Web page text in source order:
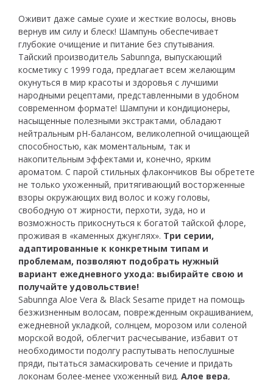
Оживит даже самые сухие и жесткие волосы, вновь
вернув им силу и блеск! Шампунь обеспечивает
глубокие очищение и питание без спутывания.
Тайский производитель Sabunnga, выпускающий
косметику с 1999 года, предлагает всем желающим
окунуться в мир красоты и здоровья с лучшими
народными рецептами, представленными в удобном
современном формате! Шампуни и кондиционеры,
насыщенные полезными экстрактами, обладают
нейтральным рН-балансом, великолепной очищающей
способностью, как моментальным, так и
накопительным эффектами и, конечно, ярким
ароматом. С парой стильных флакончиков Вы обретете
не только ухоженный, притягивающий восторженные
взоры окружающих вид волос и кожу головы,
свободную от жирности, перхоти, зуда, но и
возможность прикоснуться к богатой тайской флоре,
проживая в «каменных джунглях». Три серии,
адаптированные к конкретным типам и
проблемам, позволяют подобрать нужный
вариант ежедневного ухода: выбирайте свою и
получайте удовольствие!
Sabunnga Aloe Vera & Black Sesame придет на помощь
безжизненным волосам, поврежденным окрашиванием,
ежедневной укладкой, солнцем, морозом или соленой
морской водой, облегчит расчесывание, избавит от
необходимости подолгу распутывать непослушные
пряди, пытаться замаскировать сечение и придать
локонам более-менее ухоженный вид. Алое вера,